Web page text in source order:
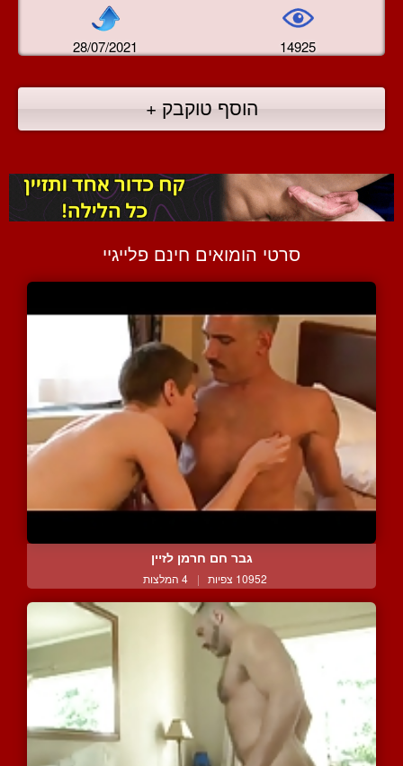
28/07/2021 14925
הוסף טוקבק +
סרטי הומואים חינם פלייגיי
גבר חם חרמן לזיין
10952 צפיות | 4 המלצות